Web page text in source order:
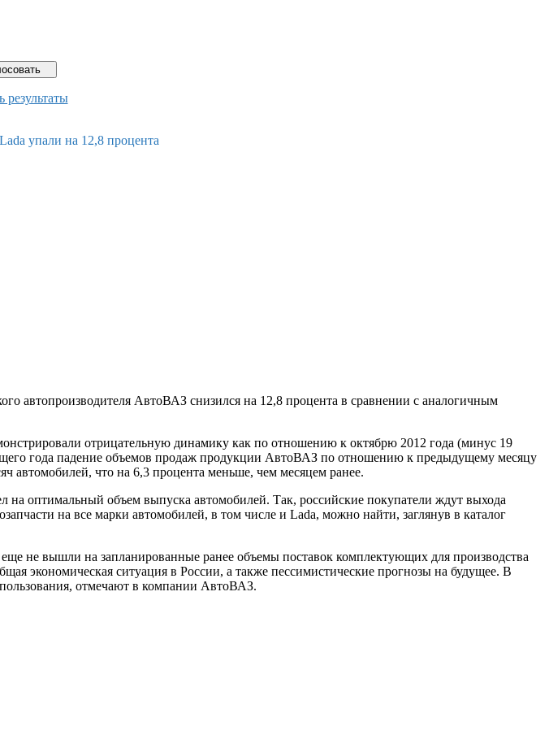
результаты
упали на 12,8 процента
автопроизводителя АвтоВАЗ снизился на 12,8 процента в сравнении с аналогичным
отрицательную динамику как по отношению к октябрю 2012 года (минус 19
года падение объемов продаж продукции АвтоВАЗ по отношению к предыдущему месяцу
автомобилей, что на 6,3 процента меньше, чем месяцем ранее.
оптимальный объем выпуска автомобилей. Так, российские покупатели ждут выхода
на все марки автомобилей, в том числе и Lada, можно найти, заглянув в каталог
не вышли на запланированные ранее объемы поставок комплектующих для производства
экономическая ситуация в России, а также пессимистические прогнозы на будущее. В
отмечают в компании АвтоВАЗ.